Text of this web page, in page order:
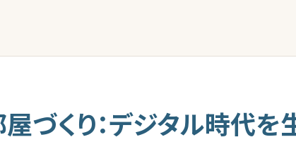
づくり：デジタル時代を